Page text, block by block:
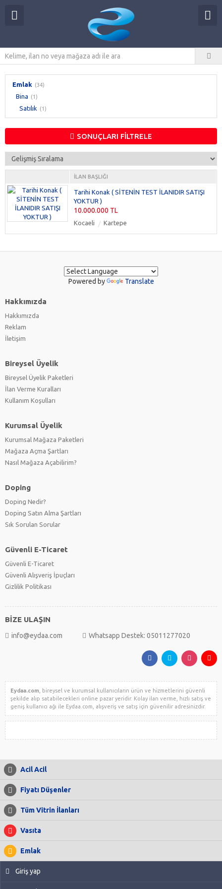
Emlak (34)
Bina (1)
Satılık (1)
SONUÇLARI FİLTRELE
İLAN BAŞLIĞI
Tarihi Konak ( SİTENİN TEST İLANIDIR SATIŞI
YOKTUR )
10.000.000 TL
Kocaeli Kartepe
Powered by Translate
Hakkımızda
Hakkımızda
Reklam
İletişim
Bireysel Üyelik
Bireysel Üyelik Paketleri
İlan Verme Kuralları
Kullanım Koşulları
Kurumsal Üyelik
Kurumsal Mağaza Paketleri
Mağaza Açma Şartları
Nasıl Mağaza Açabilirim?
Doping
Doping Nedir?
Doping Satın Alma Şartları
Sık Sorulan Sorular
Güvenli E-Ticaret
Güvenli E-Ticaret
Güvenli Alışveriş İpuçları
Gizlilik Politikası
BİZE ULAŞIN
info@eydaa.com Whatsapp Destek: 05011277020
Eydaa.com , bireysel ve kurumsal kullanıcıların ürün ve hizmetlerini güvenli
şekilde alıp satabilecekleri online pazar yeridir. Kolay ilan verme, hızlı satış ve
geniş kullanıcı ağı ile Eydaa.com, alışveriş ve satış için güvenilir adresinizdir.
Acil Acil
Fiyatı Düşenler
Tüm Vitrin İlanları
Vasıta
Emlak
Giriş yap